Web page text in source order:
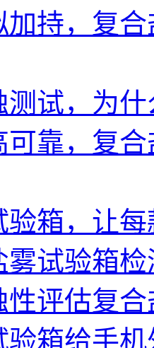
加持，复
测试，为
可靠，复
验箱，让
雾试验箱
性评估复
验箱给手